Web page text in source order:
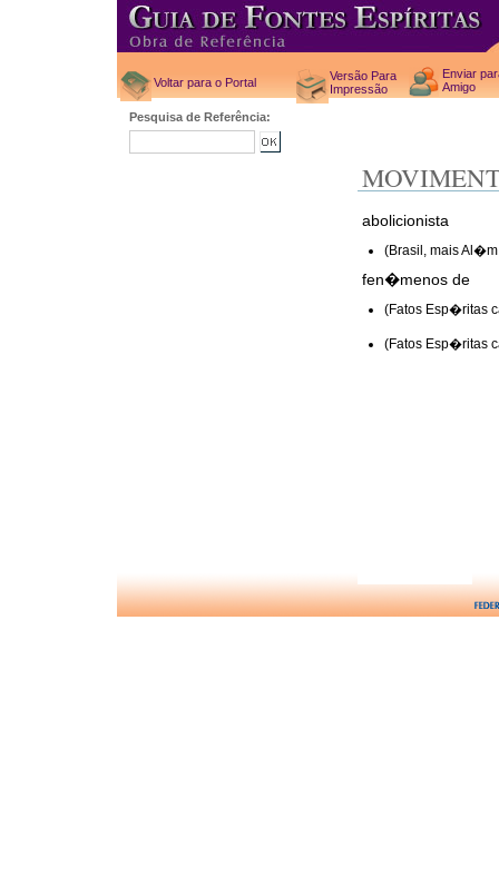
Voltar para o Portal
Versão Para
Impressão
Enviar
Amigo
Pesquisa de Referência:
abolicionista
(Brasil, mais
fen�menos de
(Fatos Esp�ritas
(Fatos Esp�ritas